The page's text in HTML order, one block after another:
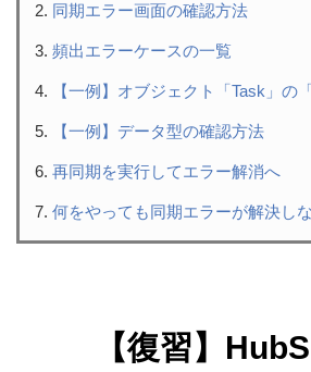
同期エラー画面の確認方法
頻出エラーケースの一覧
【一例】オブジェクト「Task」の「
【一例】データ型の確認方法
再同期を実行してエラー解消へ
何をやっても同期エラーが解決し
【復習】